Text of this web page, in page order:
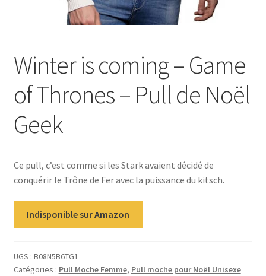
Winter is coming – Game
of Thrones – Pull de Noël
Geek
Ce pull, c’est comme si les Stark avaient décidé de
conquérir le Trône de Fer avec la puissance du kitsch.
Indisponible sur Amazon
UGS : B08N5B6TG1
Catégories : Pull Moche Femme, Pull moche pour Noël Unisexe